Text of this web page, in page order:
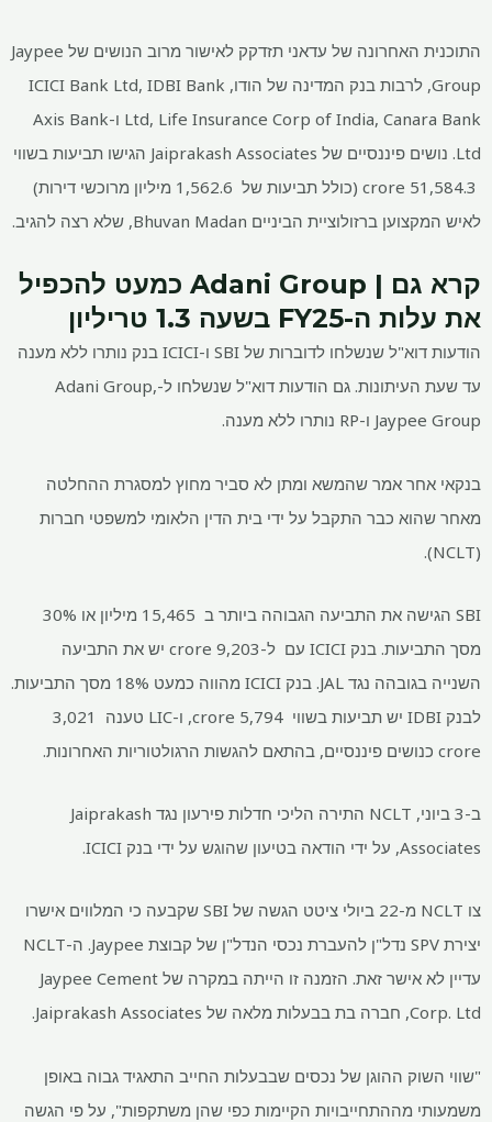
התוכנית האחרונה של עדאני תזדקק לאישור מרוב הנושים של Jaypee
Group, לרבות בנק המדינה של הודו, ICICI Bank Ltd, IDBI Bank
Ltd, Life Insurance Corp of India, Canara Bank ו-Axis Bank
Ltd. נושים פיננסיים של Jaiprakash Associates הגישו תביעות בשווי
1,562.6 מיליון מרוכשי דירות)
לאיש המקצוען ברזולוציית הביניים Bhuvan Madan, שלא רצה להגיב.
קרא גם | Adani Group כמעט להכפיל
את עלות ה-FY25 בשעה
1.3 טריליון
הודעות דוא"ל שנשלחו לדוברות של SBI ו-ICICI בנק נותרו ללא מענה
עד שעת העיתונות. גם הודעות דוא"ל שנשלחו ל-Adani Group,
Jaypee Group ו-RP נותרו ללא מענה.
בנקאי אחר אמר שהמשא ומתן לא סביר מחוץ למסגרת ההחלטה
מאחר שהוא כבר התקבל על ידי בית הדין הלאומי למשפטי חברות
(NCLT).
SBI הגישה את התביעה הגבוהה ביותר ב
15,465 מיליון או 30%
מסך התביעות. בנק ICICI עם
ל-9,203 crore יש את התביעה
השנייה בגובהה נגד JAL. בנק ICICI מהווה כמעט 18% מסך התביעות.
לבנק IDBI יש תביעות בשווי
3,021
crore כנושים פיננסיים, בהתאם להגשות הרגולטוריות האחרונות.
ב-3 ביוני, NCLT התירה הליכי חדלות פירעון נגד Jaiprakash
Associates, על ידי הודאה בטיעון שהוגש על ידי בנק ICICI.
צו NCLT מ-22 ביולי ציטט הגשה של SBI שקבעה כי המלווים אישרו
יצירת SPV נדל"ן להעברת נכסי הנדל"ן של קבוצת Jaypee. ה-NCLT
עדיין לא אישר זאת. הזמנה זו הייתה במקרה של Jaypee Cement
Corp. Ltd, חברה בת בבעלות מלאה של Jaiprakash Associates.
"שווי השוק ההוגן של נכסים שבבעלות החייב התאגיד גבוה באופן
משמעותי מההתחייבויות הקיימות כפי שהן משתקפות", על פי הגשה